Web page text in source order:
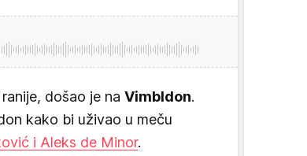
došao je na Vimbldon.
kako bi uživao u meču
i Aleks de Minor.